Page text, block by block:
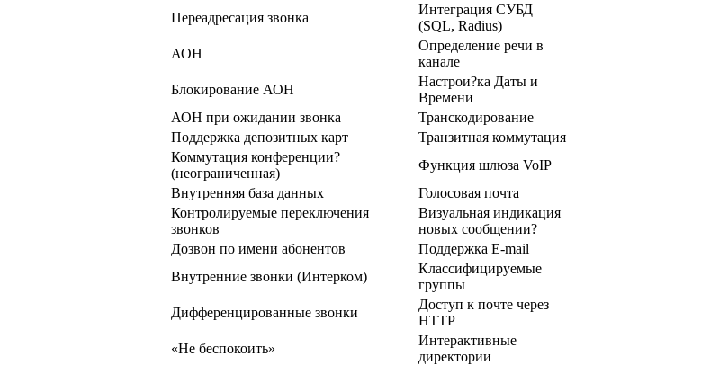
Переадресация звонка
Интеграция СУБД
(SQL, Radius)
АОН
Определение речи в
канале
Блокирование АОН
Настрои?ка Даты и
Времени
АОН при ожидании звонка
Транскодирование
Поддержка депозитных карт
Транзитная коммутация
Коммутация конференции?
(неограниченная)
Функция шлюза VoIP
Внутренняя база данных
Голосовая почта
Контролируемые переключения
звонков
Визуальная индикация
новых сообщении?
Дозвон по имени абонентов
Поддержка E-mail
Внутренние звонки (Интерком)
Классифицируемые
группы
Дифференцированные звонки
Доступ к почте через
HTTP
«Не беспокоить»
Интерактивные
директории